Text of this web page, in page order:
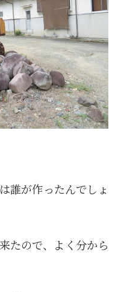
誰が作ったんでしょ
たので、よく分から